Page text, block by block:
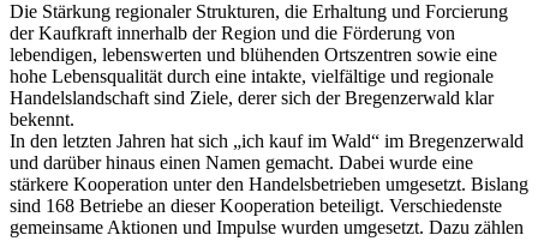
Die Stärkung regionaler Strukturen, die Erhaltung und Forcierung
der Kaufkraft innerhalb der Region und die Förderung von
lebendigen, lebenswerten und blühenden Ortszentren sowie eine
hohe Lebensqualität durch eine intakte, vielfältige und regionale
Handelslandschaft sind Ziele, derer sich der Bregenzerwald klar
bekennt.
In den letzten Jahren hat sich „ich kauf im Wald“ im Bregenzerwald
und darüber hinaus einen Namen gemacht. Dabei wurde eine
stärkere Kooperation unter den Handelsbetrieben umgesetzt. Bislang
sind 168 Betriebe an dieser Kooperation beteiligt. Verschiedenste
gemeinsame Aktionen und Impulse wurden umgesetzt. Dazu zählen